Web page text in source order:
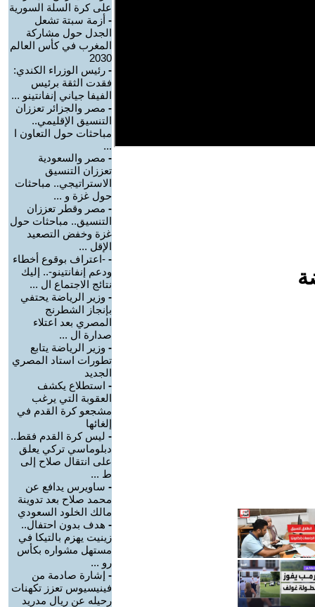
على كرة السلة السورية
- أزمة سبتة تشعل
الجدل حول مشاركة
المغرب في كأس العالم
2030
- رئيس الوزراء الكندي:
فقدت الثقة برئيس
الفيفا جياني إنفانتينو ...
- مصر والجزائر تعززان
التنسيق الإقليمي..
مباحثات حول التعاون ا
...
- مصر والسعودية
تعززان التنسيق
الاستراتيجي.. مباحثات
حول غزة و ...
- مصر وقطر تعززان
التنسيق.. مباحثات حول
غزة وخفض التصعيد
الإقل ...
- -اعتراف بوقوع أخطاء
ودعم إنفانتينو-.. إليك
نتائج الاجتماع ال ...
- وزير الرياضة يحتفي
بإنجاز الشطرنج
المصري بعد اعتلاء
صدارة ال ...
- وزير الرياضة يتابع
تطورات استاد المصري
الجديد
- استطلاع يكشف
العقوبة التي يرغب
مشجعو كرة القدم في
إلغائها
- ليس كرة القدم فقط..
دبلوماسي تركي يعلق
على انتقال صلاح إلى
ط ...
- ساويرس يدافع عن
محمد صلاح بعد تدوينة
مالك الخلود السعودي
- هدف بدون احتفال..
زينيت يهزم بالتيكا في
مستهل مشواره بكأس
رو ...
- إشارة صادمة من
فينيسيوس تعزز تكهنات
رحيله عن ريال مدريد